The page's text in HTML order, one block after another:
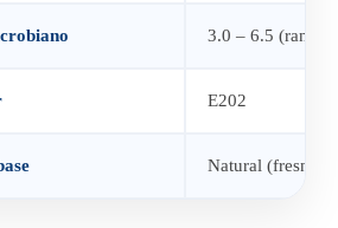
3.0 – 6.5 (rango
E202
Natural (fresno